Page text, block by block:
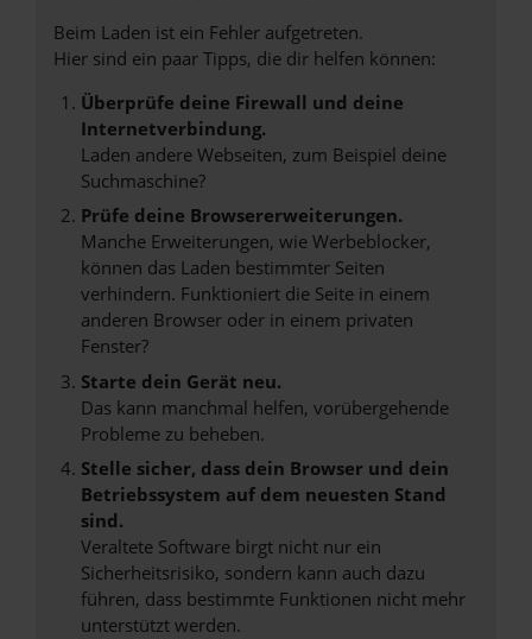
Beim Laden ist ein Fehler aufgetreten.
Hier sind ein paar Tipps, die dir helfen können:
Überprüfe deine Firewall und deine
Internetverbindung.
Laden andere Webseiten, zum Beispiel deine
Suchmaschine?
Prüfe deine Browsererweiterungen.
Manche Erweiterungen, wie Werbeblocker,
können das Laden bestimmter Seiten
verhindern. Funktioniert die Seite in einem
anderen Browser oder in einem privaten
Fenster?
Starte dein Gerät neu.
Das kann manchmal helfen, vorübergehende
Probleme zu beheben.
Stelle sicher, dass dein Browser und dein
Betriebssystem auf dem neuesten Stand
sind.
Veraltete Software birgt nicht nur ein
Sicherheitsrisiko, sondern kann auch dazu
führen, dass bestimmte Funktionen nicht mehr
unterstützt werden.